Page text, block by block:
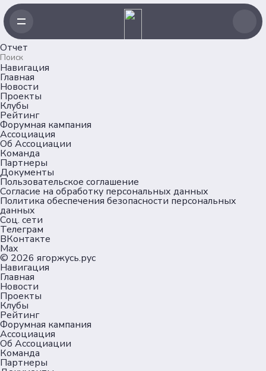
Отчет
Навигация
Главная
Новости
Проекты
Клубы
Рейтинг
Форумная кампания
Ассоциация
Об Ассоциации
Команда
Партнеры
Документы
Пользовательское соглашение
Согласие на обработку персональных данных
Политика обеспечения безопасности персональных
данных
Соц. сети
Телеграм
ВКонтакте
Max
© 2026 ягоржусь.рус
Навигация
Главная
Новости
Проекты
Клубы
Рейтинг
Форумная кампания
Ассоциация
Об Ассоциации
Команда
Партнеры